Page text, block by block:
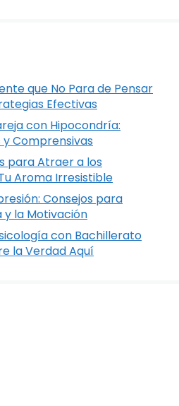
que No Para de Pensar
Efectivas
con Hipocondría:
Comprensivas
para Atraer a los
Aroma Irresistible
Consejos para
y la Motivación
con Bachillerato
la Verdad Aquí